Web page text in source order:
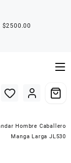
$2500.00
Hombre Caballero
Manga Larga JL530